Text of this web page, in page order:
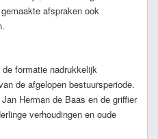
afspraken ook
formatie nadrukkelijk
de afgelopen bestuursperiode.
Herman de Baas en de griffier
verhoudingen en oude